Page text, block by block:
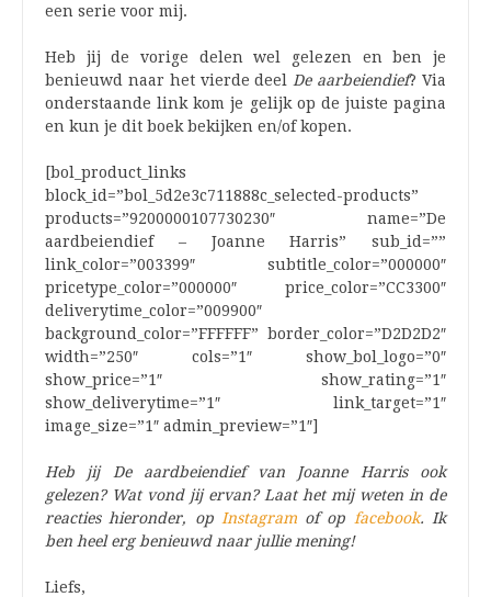
een serie voor mij.
Heb jij de vorige delen wel gelezen en ben je
benieuwd naar het vierde deel
De aarbeiendief? Via
onderstaande link kom je gelijk op de juiste pagina
en kun je dit boek bekijken en/of kopen.
[bol_product_links
block_id=”bol_5d2e3c711888c_selected-products”
products=”9200000107730230″ name=”De
aardbeiendief – Joanne Harris” sub_id=””
link_color=”003399″ subtitle_color=”000000″
pricetype_color=”000000″ price_color=”CC3300″
deliverytime_color=”009900″
background_color=”FFFFFF” border_color=”D2D2D2″
width=”250″ cols=”1″ show_bol_logo=”0″
show_price=”1″ show_rating=”1″
show_deliverytime=”1″ link_target=”1″
image_size=”1″ admin_preview=”1″]
Heb jij De aardbeiendief van Joanne Harris ook
gelezen? Wat vond jij ervan? Laat het mij weten in de
reacties hieronder, op Instagramof op facebook. Ik
ben heel erg benieuwd naar jullie mening!
Liefs,